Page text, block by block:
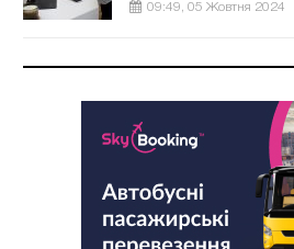
09:49, 05 Жовтня 2024